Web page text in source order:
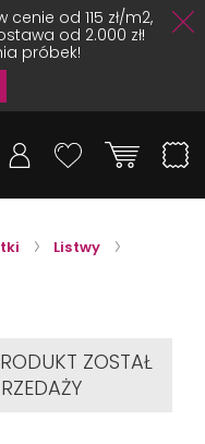
cenie od 115 zł/m2,
od 2.000 zł!
próbek!
Listwy
ZOSTAŁ